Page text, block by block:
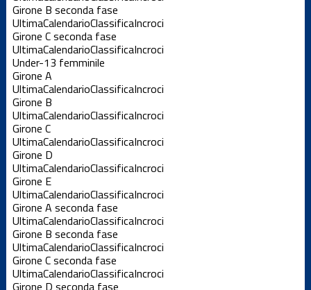
Girone B seconda fase
UltimaCalendarioClassificaIncroci
Girone C seconda fase
UltimaCalendarioClassificaIncroci
Under-13 femminile
Girone A
UltimaCalendarioClassificaIncroci
Girone B
UltimaCalendarioClassificaIncroci
Girone C
UltimaCalendarioClassificaIncroci
Girone D
UltimaCalendarioClassificaIncroci
Girone E
UltimaCalendarioClassificaIncroci
Girone A seconda fase
UltimaCalendarioClassificaIncroci
Girone B seconda fase
UltimaCalendarioClassificaIncroci
Girone C seconda fase
UltimaCalendarioClassificaIncroci
Girone D seconda fase